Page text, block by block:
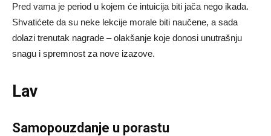
Pred vama je period u kojem će intuicija biti jača nego ikada.
Shvatićete da su neke lekcije morale biti naučene, a sada
dolazi trenutak nagrade – olakšanje koje donosi unutrašnju
snagu i spremnost za nove izazove.
Lav
Samopouzdanje u porastu